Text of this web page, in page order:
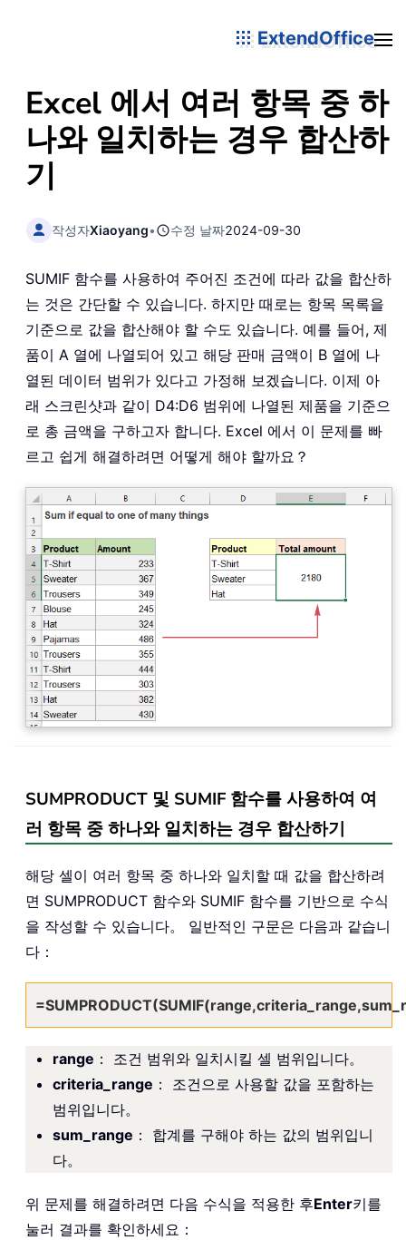
ExtendOffice
Excel 에서 여러 항목 중 하
나와 일치하는 경우 합산하
기
작성자Xiaoyang• 수정 날짜2024-09-30
SUMIF 함수를 사용하여 주어진 조건에 따라 값을 합산하
는 것은 간단할 수 있습니다. 하지만 때로는 항목 목록을
기준으로 값을 합산해야 할 수도 있습니다. 예를 들어, 제
품이 A 열에 나열되어 있고 해당 판매 금액이 B 열에 나
열된 데이터 범위가 있다고 가정해 보겠습니다. 이제 아
래 스크린샷과 같이 D4:D6 범위에 나열된 제품을 기준으
로 총 금액을 구하고자 합니다. Excel 에서 이 문제를 빠
르고 쉽게 해결하려면 어떻게 해야 할까요？
SUMPRODUCT 및 SUMIF 함수를 사용하여 여
러 항목 중 하나와 일치하는 경우 합산하기
해당 셀이 여러 항목 중 하나와 일치할 때 값을 합산하려
면 SUMPRODUCT 함수와 SUMIF 함수를 기반으로 수식
을 작성할 수 있습니다。 일반적인 구문은 다음과 같습니
다：
range ： 조건 범위와 일치시킬 셀 범위입니다。
criteria_range ： 조건으로 사용할 값을 포함하는
범위입니다。
sum_range ： 합계를 구해야 하는 값의 범위입니
다。
위 문제를 해결하려면 다음 수식을 적용한 후Enter키를
눌러 결과를 확인하세요：